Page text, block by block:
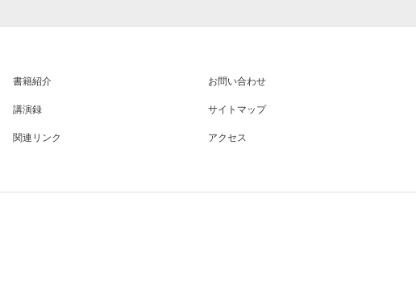
書籍紹介
講演録
関連リンク
お問い合わせ
サイトマップ
アクセス